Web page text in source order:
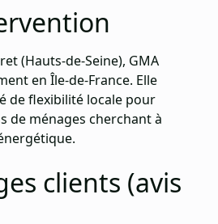
(Hauts-de-Seine), GMA
en Île-de-France. Elle
de flexibilité locale pour
de ménages cherchant à
clients (avis